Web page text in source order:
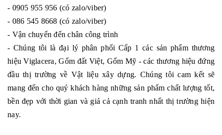
- 0905 955 956 (có zalo/viber)
- 086 545 8668 (có zalo/viber)
- Vận chuyển đến chân công trình
- Chúng tôi là đại lý phân phối Cấp 1 các sản phẩm thương
hiệu Viglacera, Gốm đất Việt, Gốm Mỹ - các thương hiệu đứng
đầu thị trường về Vật liệu xây dựng. Chúng tôi cam kết sẽ
mang đến cho quý khách hàng những sản phẩm chất lượng tốt,
bền đẹp với thời gian và giá cả cạnh tranh nhất thị trường hiện
nay.